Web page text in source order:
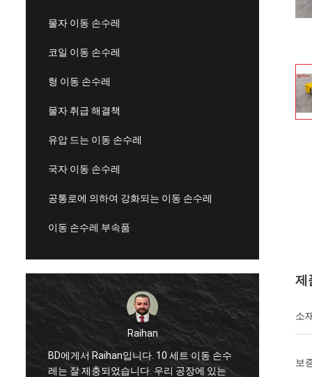
물자 이동 손수레
코일 이동 손수레
형 이동 손수레
물자 취급 해결책
유압 드는 이동 손수레
국자 이동 손수레
공통로에 의하여 강화되는 이동 손수레
이동 손수레 부속품
세트 이동 손수
리 공장에 있는
모하메드
안녕, 그것은 중국에 오고 1 년에서 공장을 두
번 방문하는 나의 처음 입니다, 우수한 서비
제
소
보